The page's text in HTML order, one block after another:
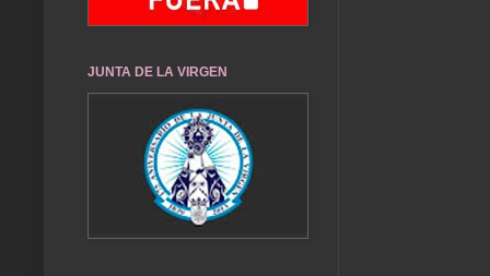
JUNTA DE LA VIRGEN